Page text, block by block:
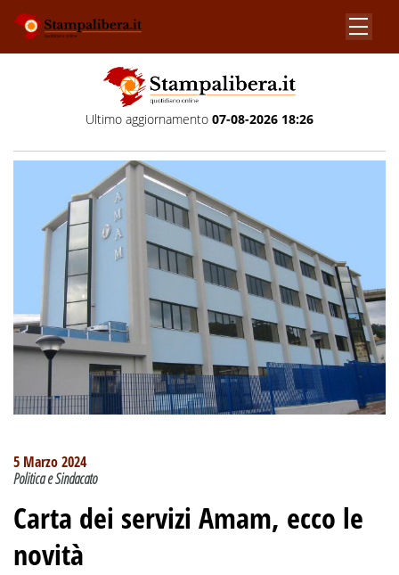
Ultimo aggiornamento 07-08-2026 18:26
5 Marzo 2024
Politica e Sindacato
Carta dei servizi Amam, ecco le
novità